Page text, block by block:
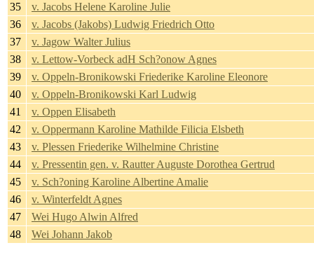
35
v. Jacobs Helene Karoline Julie
36
v. Jacobs (Jakobs) Ludwig Friedrich Otto
37
v. Jagow Walter Julius
38
v. Lettow-Vorbeck adH Sch?onow Agnes
39
v. Oppeln-Bronikowski Friederike Karoline Eleonore
40
v. Oppeln-Bronikowski Karl Ludwig
41
v. Oppen Elisabeth
42
v. Oppermann Karoline Mathilde Filicia Elsbeth
43
v. Plessen Friederike Wilhelmine Christine
44
v. Pressentin gen. v. Rautter Auguste Dorothea Gertrud
45
v. Sch?oning Karoline Albertine Amalie
46
v. Winterfeldt Agnes
47
Wei Hugo Alwin Alfred
48
Wei Johann Jakob